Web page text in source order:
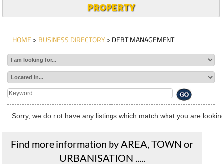
PROPERTY
HOME > BUSINESS DIRECTORY> DEBT MANAGEMENT
Sorry, we do not have any listings which match what you are
Find more information by AREA, TOWN or
URBANISATION .....